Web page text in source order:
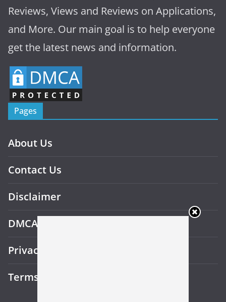
Reviews, Views and Reviews on Applications,
and More. Our main goal is to help everyone
get the latest news and information.
Pages
About Us
Contact Us
Disclaimer
DMCA
Privacy Policy
Terms and Conditions